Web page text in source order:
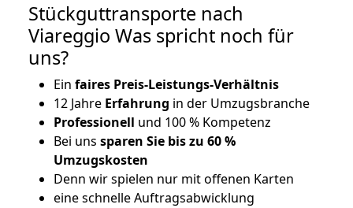
Stückguttransporte nach
Viareggio Was spricht noch für
uns?
Ein faires Preis-Leistungs-Verhältnis
12 Jahre Erfahrung in der Umzugsbranche
Professionell und 100 % Kompetenz
Bei uns sparen Sie bis zu 60 %
Umzugskosten
Denn wir spielen nur mit offenen Karten
eine schnelle Auftragsabwicklung